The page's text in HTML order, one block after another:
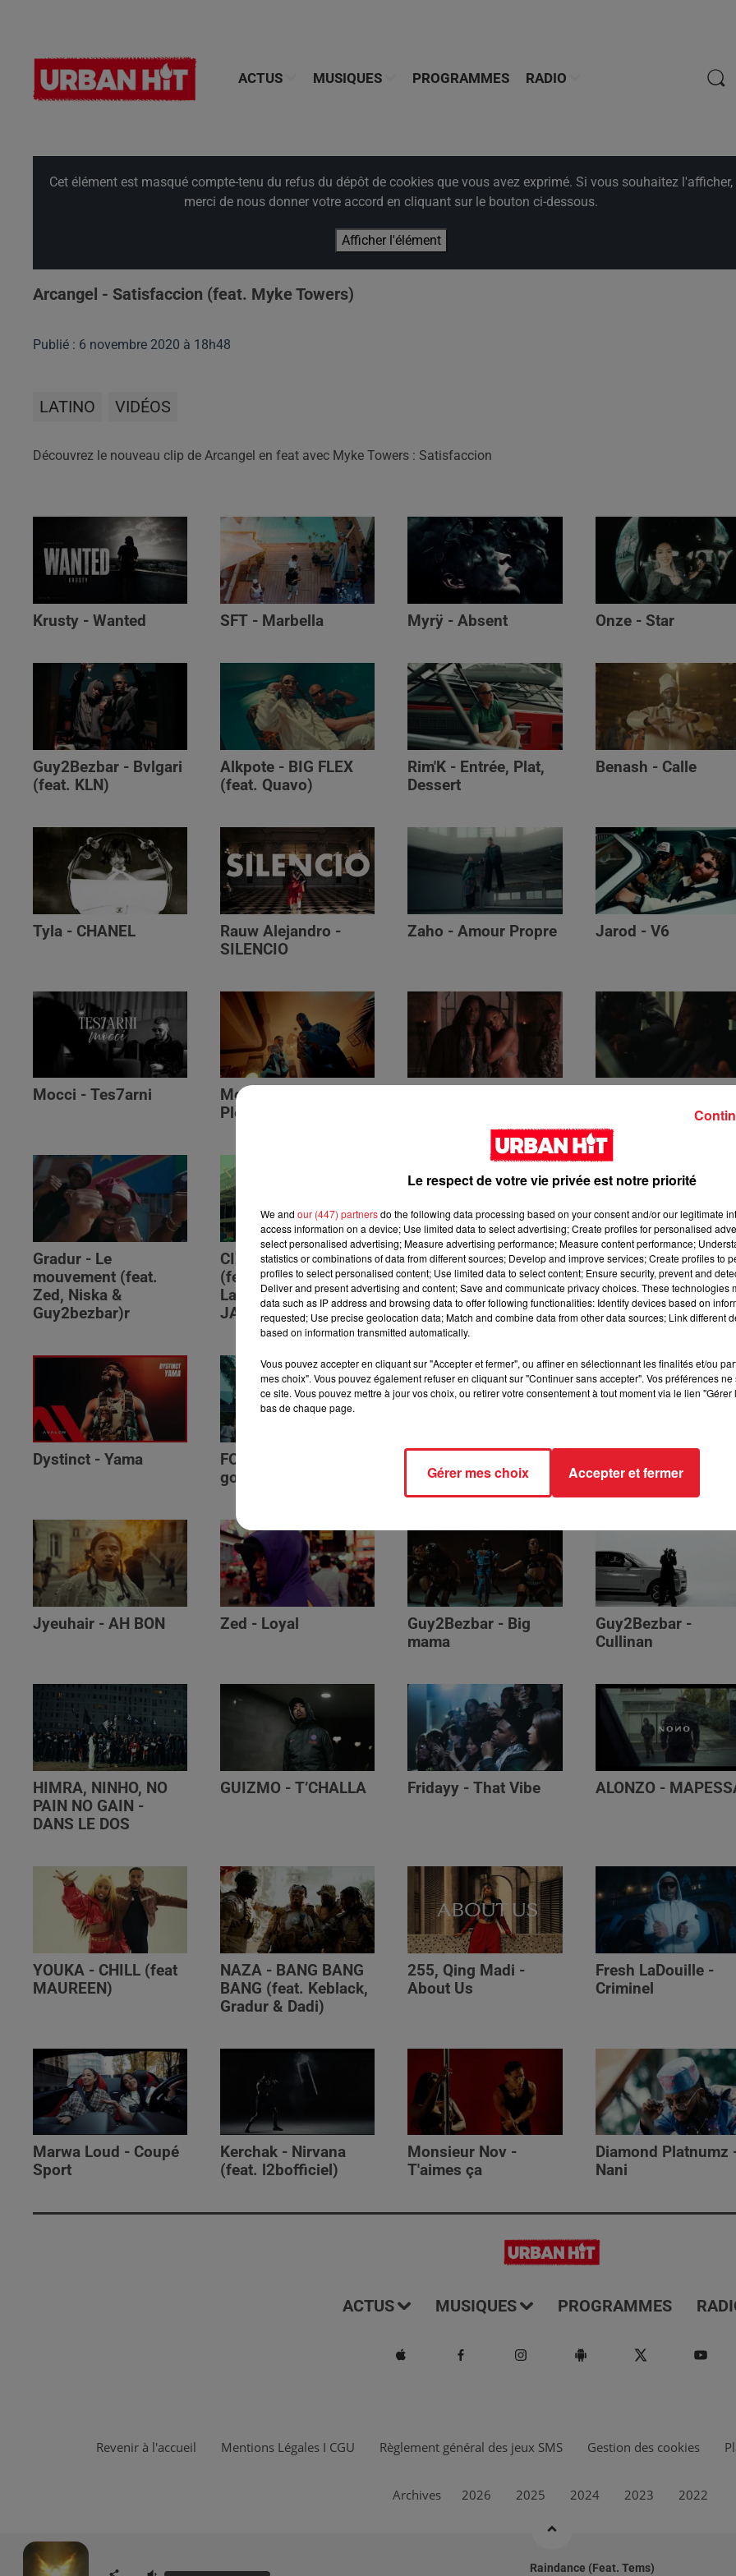
ACTUS MUSIQUES PROGRAMMES RADIO
Cet élément est masqué compte-tenu du refus du dépôt de cookies que vous avez exprimé. Si vous souhaitez l'afficher,
merci de nous donner votre accord en cliquant sur le bouton ci-dessous.
Afficher l'élément
Arcangel - Satisfaccion (feat. Myke Towers)
Publié : 6 novembre 2020 à 18h48
LATINO VIDÉOS
Découvrez le nouveau clip de Arcangel en feat avec Myke Towers : Satisfaccion
Krusty - Wanted SFT - Marbella Myrÿ - Absent Onze - Star
Guy2Bezbar - Bvlgari
(feat. KLN)
Alkpote - BIG FLEX
(feat. Quavo)
Rim'K - Entrée, Plat,
Dessert
Benash - Calle
Tyla - CHANEL
Rauw Alejandro -
SILENCIO
Zaho - Amour Propre Jarod - V6
Mocci - Tes7arni
Monsieur Nov‬ -
Please (feat. RSKO)
interlude Yorssy
Gradur - Le
mouvement (feat.
Zed, Niska &
Guy2bezbar)r
CIZA - Isaka II (6am)
(feat. Tems, Omah
Lay, Thukuthela &
JAZZWRLD)
Siaka & Dr. Yaro - Les
Limites
Kore & Zamdane -
Dalí
Dystinct - Yama
FOLA & Victony -
golibe
Génération Impolie
Jyeuhair - AH BON Zed - Loyal
Guy2Bezbar - Big
mama
Guy2Bezbar -
Cullinan
HIMRA, NINHO, NO
PAIN NO GAIN -
DANS LE DOS
GUIZMO - T’CHALLA Fridayy - That Vibe ALONZO -
YOUKA - CHILL (feat
MAUREEN)
NAZA - BANG BANG
BANG (feat. Keblack,
Gradur & Dadi)
255, Qing Madi -
About Us
Fresh LaDouille -
Criminel
Marwa Loud - Coupé
Sport
Kerchak - Nirvana
(feat. ‪l2bofficiel‬)
Monsieur Nov -
T'aimes ça
Diamond Platnumz
Nani
ACTUS MUSIQUES PROGRAMMES
Raindance (feat. Tems)
Revenir à l'accueil Mentions Légales I CGU Règlement général des jeux SMS Gestion des cookies
Archives 2026 2025 2024 2023 2022
Le respect de votre vie privée est notre priorité
We and our (447) partnersdo the following data processing based on your consent and/or our legitimate
access information on a device; Use limited data to select advertising; Create profiles for personalised
select personalised advertising; Measure advertising performance; Measure content performance;
statistics or combinations of data from different sources; Develop and improve services; Create profiles to
profiles to select personalised content; Use limited data to select content; Ensure security, prevent and
Deliver and present advertising and content; Save and communicate privacy choices. These technologies
data such as IP address and browsing data to offer following functionalities: Identify devices based on
requested; Use precise geolocation data; Match and combine data from other data sources; Link different
based on information transmitted automatically.
Vous pouvez accepter en cliquant sur "Accepter et fermer", ou affiner en sélectionnant les finalités et/ou
mes choix". Vous pouvez également refuser en cliquant sur "Continuer sans accepter". Vos préférences
ce site. Vous pouvez mettre à jour vos choix, ou retirer votre consentement à tout moment via le lien
bas de chaque page.
Gérer mes choix Accepter et fermer